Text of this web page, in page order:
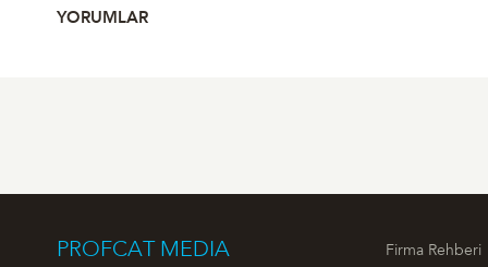
YORUMLAR
PROFCAT MEDIA
Firma Rehberi